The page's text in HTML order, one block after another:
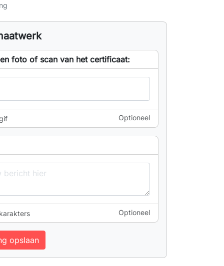
foto of scan van het certificaat:
Optioneel
Optioneel
opslaan